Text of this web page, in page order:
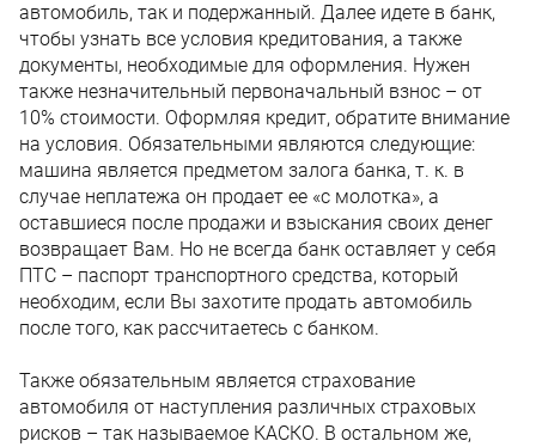
автомобиль, так и подержанный. Далее идете в банк,
чтобы узнать все условия кредитования, а также
документы, необходимые для оформления. Нужен
также незначительный первоначальный взнос – от
10% стоимости. Оформляя кредит, обратите внимание
на условия. Обязательными являются следующие:
машина является предметом залога банка, т. к. в
случае неплатежа он продает ее «с молотка», а
оставшиеся после продажи и взыскания своих денег
возвращает Вам. Но не всегда банк оставляет у себя
ПТС – паспорт транспортного средства, который
необходим, если Вы захотите продать автомобиль
после того, как рассчитаетесь с банком.
Также обязательным является страхование
автомобиля от наступления различных страховых
рисков – так называемое КАСКО. В остальном же,